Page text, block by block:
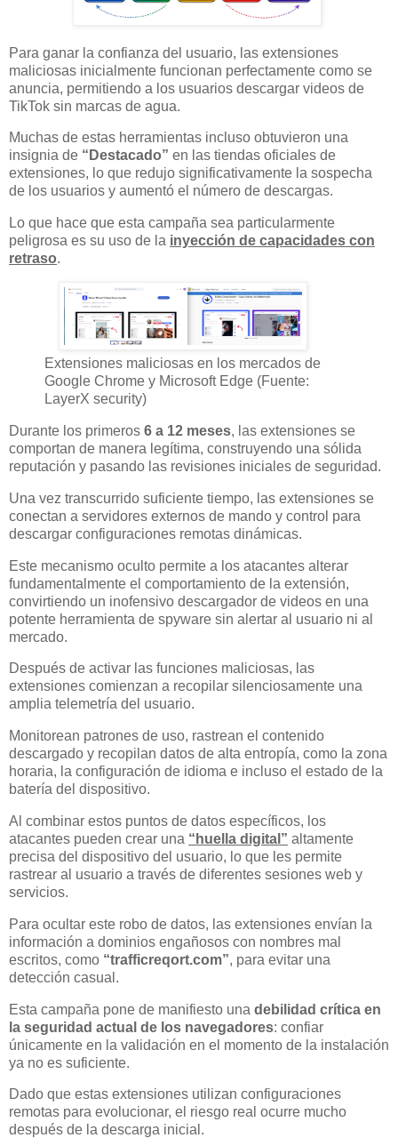
Para ganar la confianza del usuario, las extensiones
maliciosas inicialmente funcionan perfectamente como se
anuncia, permitiendo a los usuarios descargar videos de
TikTok sin marcas de agua.
Muchas de estas herramientas incluso obtuvieron una
insignia de “Destacado” en las tiendas oficiales de
extensiones, lo que redujo significativamente la sospecha
de los usuarios y aumentó el número de descargas.
Lo que hace que esta campaña sea particularmente
peligrosa es su uso de la inyección de capacidades con
retraso.
Extensiones maliciosas en los mercados de
Google Chrome y Microsoft Edge (Fuente:
LayerX security)
Durante los primeros 6 a 12 meses, las extensiones se
comportan de manera legítima, construyendo una sólida
reputación y pasando las revisiones iniciales de seguridad.
Una vez transcurrido suficiente tiempo, las extensiones se
conectan a servidores externos de mando y control para
descargar configuraciones remotas dinámicas.
Este mecanismo oculto permite a los atacantes alterar
fundamentalmente el comportamiento de la extensión,
convirtiendo un inofensivo descargador de videos en una
potente herramienta de spyware sin alertar al usuario ni al
mercado.
Después de activar las funciones maliciosas, las
extensiones comienzan a recopilar silenciosamente una
amplia telemetría del usuario.
Monitorean patrones de uso, rastrean el contenido
descargado y recopilan datos de alta entropía, como la zona
horaria, la configuración de idioma e incluso el estado de la
batería del dispositivo.
Al combinar estos puntos de datos específicos, los
atacantes pueden crear una “huella digital” altamente
precisa del dispositivo del usuario, lo que les permite
rastrear al usuario a través de diferentes sesiones web y
servicios.
Para ocultar este robo de datos, las extensiones envían la
información a dominios engañosos con nombres mal
escritos, como “trafficreqort.com”, para evitar una
detección casual.
Esta campaña pone de manifiesto una debilidad crítica en
la seguridad actual de los navegadores: confiar
únicamente en la validación en el momento de la instalación
ya no es suficiente.
Dado que estas extensiones utilizan configuraciones
remotas para evolucionar, el riesgo real ocurre mucho
después de la descarga inicial.